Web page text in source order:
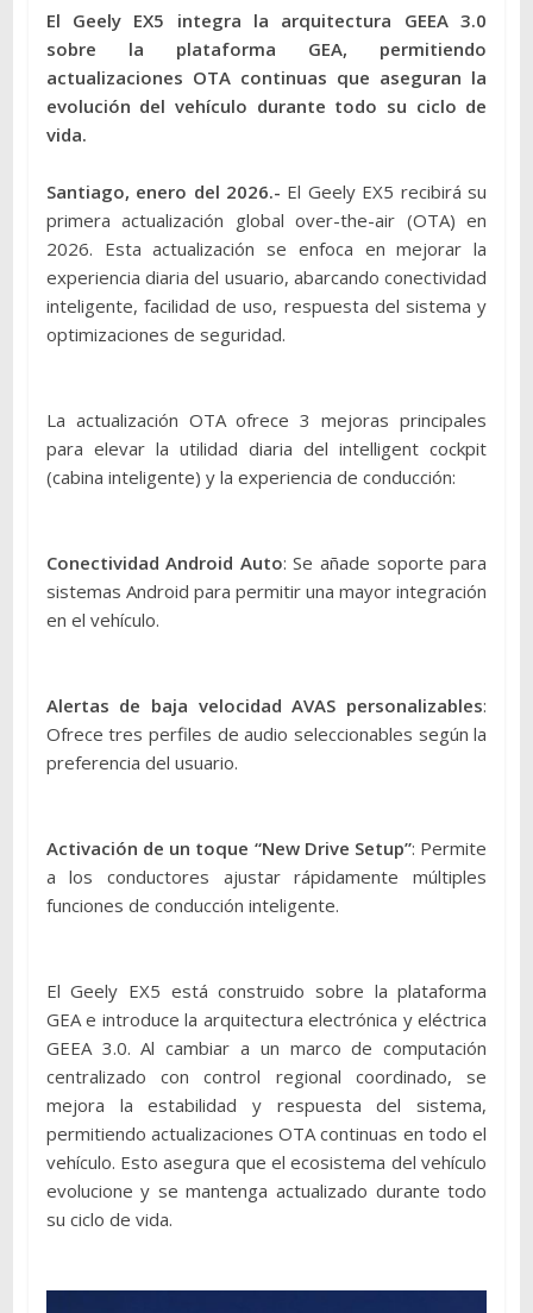
El Geely EX5 integra la arquitectura GEEA 3.0
sobre la plataforma GEA, permitiendo
actualizaciones OTA continuas que aseguran la
evolución del vehículo durante todo su ciclo de
vida.
Santiago, enero del 2026.- El Geely EX5 recibirá su
primera actualización global over-the-air (OTA) en
2026. Esta actualización se enfoca en mejorar la
experiencia diaria del usuario, abarcando conectividad
inteligente, facilidad de uso, respuesta del sistema y
optimizaciones de seguridad.
La actualización OTA ofrece 3 mejoras principales
para elevar la utilidad diaria del intelligent cockpit
(cabina inteligente) y la experiencia de conducción:
Conectividad Android Auto: Se añade soporte para
sistemas Android para permitir una mayor integración
en el vehículo.
Alertas de baja velocidad AVAS personalizables:
Ofrece tres perfiles de audio seleccionables según la
preferencia del usuario.
Activación de un toque “New Drive Setup”: Permite
a los conductores ajustar rápidamente múltiples
funciones de conducción inteligente.
El Geely EX5 está construido sobre la plataforma
GEA e introduce la arquitectura electrónica y eléctrica
GEEA 3.0. Al cambiar a un marco de computación
centralizado con control regional coordinado, se
mejora la estabilidad y respuesta del sistema,
permitiendo actualizaciones OTA continuas en todo el
vehículo. Esto asegura que el ecosistema del vehículo
evolucione y se mantenga actualizado durante todo
su ciclo de vida.